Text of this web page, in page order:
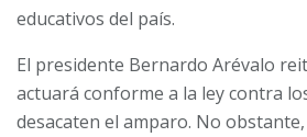
educativos del país.
El presidente Bernardo Arévalo
actuará conforme a la ley contra
desacaten el amparo. No